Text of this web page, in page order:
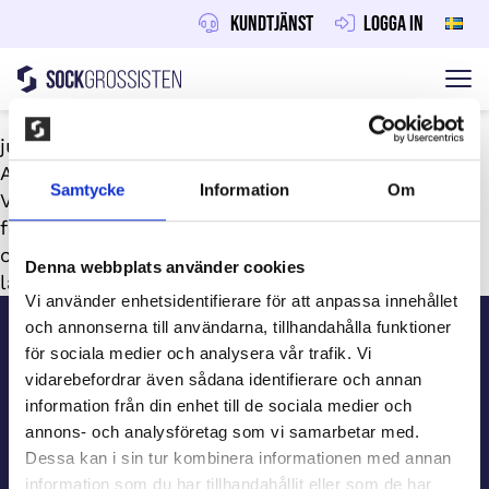
Samtycke Information Om
Denna webbplats använder cookies
Vi använder enhetsidentifierare för att anpassa innehållet
och annonserna till användarna, tillhandahålla funktioner
för sociala medier och analysera vår trafik. Vi
vidarebefordrar även sådana identifierare och annan
information från din enhet till de sociala medier och
annons- och analysföretag som vi samarbetar med.
Dessa kan i sin tur kombinera informationen med annan
information som du har tillhandahållit eller som de har
Kundtjänst Logga in
Hoppa till innehåll
Sockgrossisten
juni 30, 2026
Av
Vi rekommenderar två till fyra veckors aktiv
försäljning. Startpaketet kommer inom en vecka
och leveransen sker inom 5-10 arbetsdagar, så
lagkassan är påfylld i god tid inför cupen.
Sidfot
Kundtjänst
Beställ information